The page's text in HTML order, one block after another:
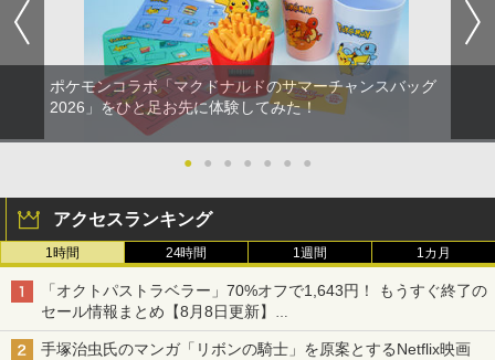
ポケモンコラボ「マクドナルドのサマーチャンスバッグ
2026」をひと足お先に体験してみた！
● ● ● ● ● ● ●
アクセスランキング
1時間 24時間 1週間 1カ月
「オクトパストラベラー」70%オフで1,643円！ もうすぐ終了の
セール情報まとめ【8月8日更新】
ニンテンドーeショップでは「大神 絶景版」が67%オフで990円
手塚治虫氏のマンガ「リボンの騎士」を原案とするNetflix映画